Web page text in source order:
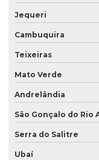
Produtor de grama
Produtor de grama
Produtor de grama
Produtor de grama
Produtor de grama
Produtor de grama
Produtor de grama
Jequeri
Cambuquira
Teixeiras
Mato Verde
Andrelândia
São Gonçalo do Rio
Serra do Salitre
Ubaí